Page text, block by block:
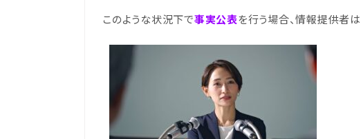
このような状況下で事実公表を行う場合、情報提供者